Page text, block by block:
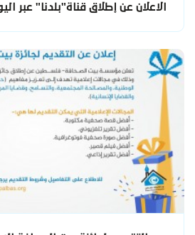
الاعلان عن إطلاق قناة"بلدنا" عبر